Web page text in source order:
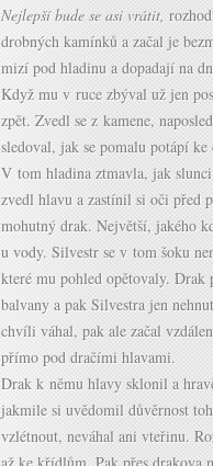
Nejlepší bude se asi vrátit,
drobných kamínků a začal je
mizí pod hladinu a dopadají na
Když mu v ruce zbýval už jen
zpět. Zvedl se z kamene,
sledoval, jak se pomalu potápí ke
V tom hladina ztmavla, jak
zvedl hlavu a zastínil si oči před
mohutný drak. Největší, jakého
u vody. Silvestr se v tom šoku
které mu pohled opětovaly.
balvany a pak Silvestra jen
chvíli váhal, pak ale začal
přímo pod dračími hlavami.
Drak k němu hlavy sklonil a
jakmile si uvědomil důvěrnost
vzlétnout, neváhal ani vteřinu.